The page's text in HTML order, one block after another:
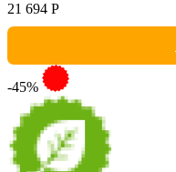
21 694 Р
-45%